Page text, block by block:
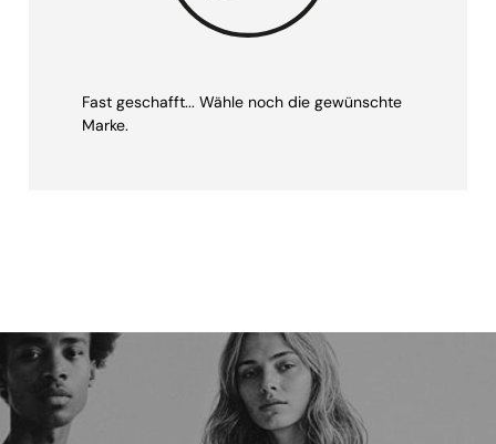
Fast geschafft... Wähle noch die gewünschte
Marke.